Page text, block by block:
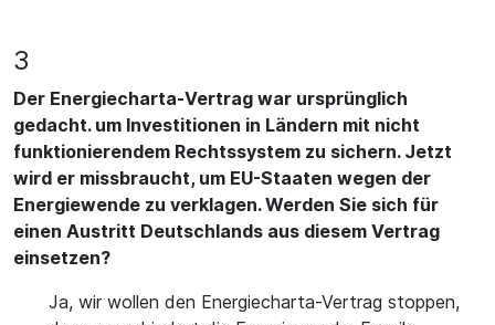
3
Der Energiecharta-Vertrag war ursprünglich
gedacht. um Investitionen in Ländern mit nicht
funktionierendem Rechtssystem zu sichern. Jetzt
wird er missbraucht, um EU-Staaten wegen der
Energiewende zu verklagen. Werden Sie sich für
einen Austritt Deutschlands aus diesem Vertrag
einsetzen?
Ja, wir wollen den Energiecharta-Vertrag stoppen,